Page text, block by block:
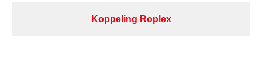
Koppeling Roplex